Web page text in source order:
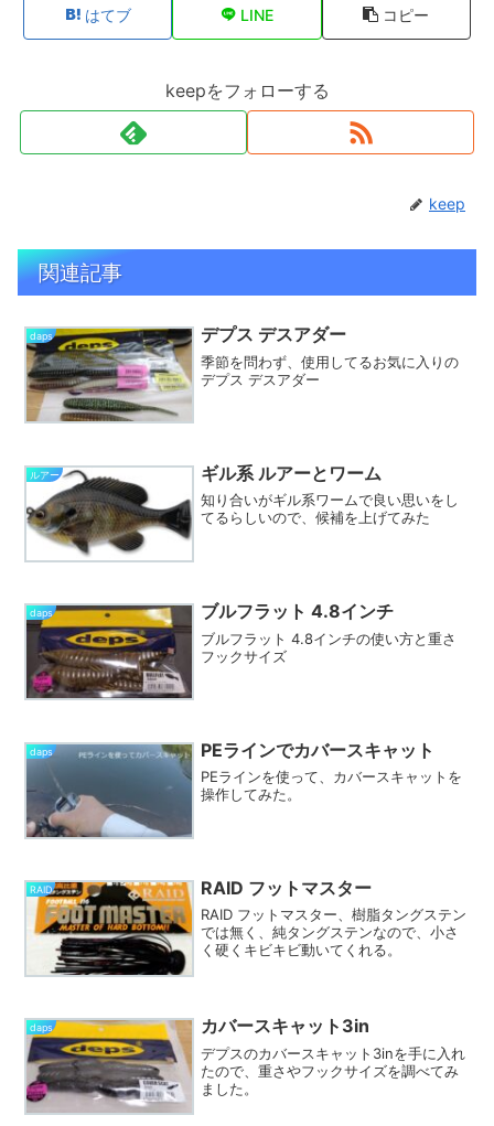
はてブ LINE コピー
keepをフォローする
keep
関連記事
daps デプス デスアダー
季節を問わず、使用してるお気に入りの
デプス デスアダー
ルアー ギル系 ルアーとワーム
知り合いがギル系ワームで良い思いをし
てるらしいので、候補を上げてみた
daps ブルフラット 4.8インチ
ブルフラット 4.8インチの使い方と重さ
フックサイズ
daps PEラインでカバースキャット
PEラインを使って、カバースキャットを
操作してみた。
RAID RAID フットマスター
RAID フットマスター、樹脂タングステン
では無く、純タングステンなので、小さ
く硬くキビキビ動いてくれる。
daps カバースキャット3in
デプスのカバースキャット3inを手に入れ
たので、重さやフックサイズを調べてみ
ました。